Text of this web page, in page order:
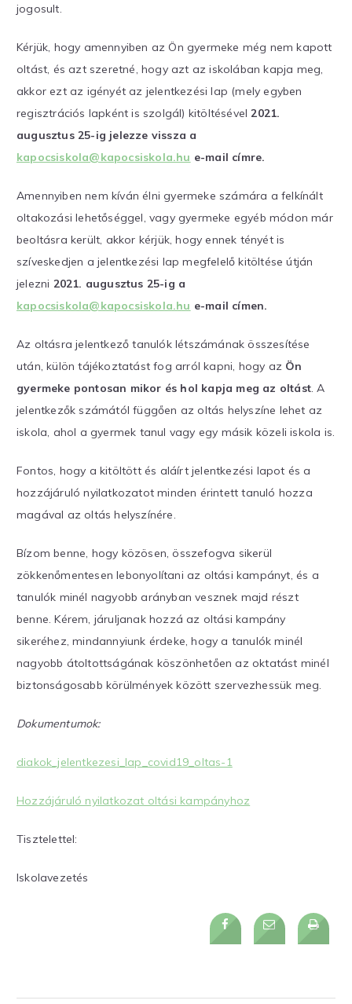
jogosult.
Kérjük, hogy amennyiben az Ön gyermeke még nem kapott
oltást, és azt szeretné, hogy azt az iskolában kapja meg,
akkor ezt az igényét az jelentkezési lap (mely egyben
regisztrációs lapként is szolgál) kitöltésével2021.
augusztus 25-ig jelezze vissza a
kapocsiskola@kapocsiskola.hu e-mail címre.
Amennyiben nem kíván élni gyermeke számára a felkínált
oltakozási lehetőséggel, vagy gyermeke egyéb módon már
beoltásra került, akkor kérjük, hogy ennek tényét is
szíveskedjen a jelentkezési lap megfelelő kitöltése útján
jelezni 2021. augusztus 25-ig a
kapocsiskola@kapocsiskola.hu e-mail címen.
Az oltásra jelentkező tanulók létszámának összesítése
után, külön tájékoztatást fog arról kapni, hogy az Ön
gyermeke pontosan mikor és hol kapja meg az oltást. A
jelentkezők számától függően az oltás helyszíne lehet az
iskola, ahol a gyermek tanul vagy egy másik közeli iskola is.
Fontos, hogy a kitöltött és aláírt jelentkezési lapot és a
hozzájáruló nyilatkozatot minden érintett tanuló hozza
magával az oltás helyszínére.
Bízom benne, hogy közösen, összefogva sikerül
zökkenőmentesen lebonyolítani az oltási kampányt, és a
tanulók minél nagyobb arányban vesznek majd részt
benne. Kérem, járuljanak hozzá az oltási kampány
sikeréhez, mindannyiunk érdeke, hogy a tanulók minél
nagyobb átoltottságának köszönhetően az oktatást minél
biztonságosabb körülmények között szervezhessük meg.
Dokumentumok:
diakok_jelentkezesi_lap_covid19_oltas-1
Hozzájáruló nyilatkozat oltási kampányhoz
Tisztelettel:
Iskolavezetés